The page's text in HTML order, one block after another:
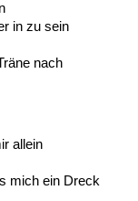
in zu sein
nach
allein
mich ein Dreck